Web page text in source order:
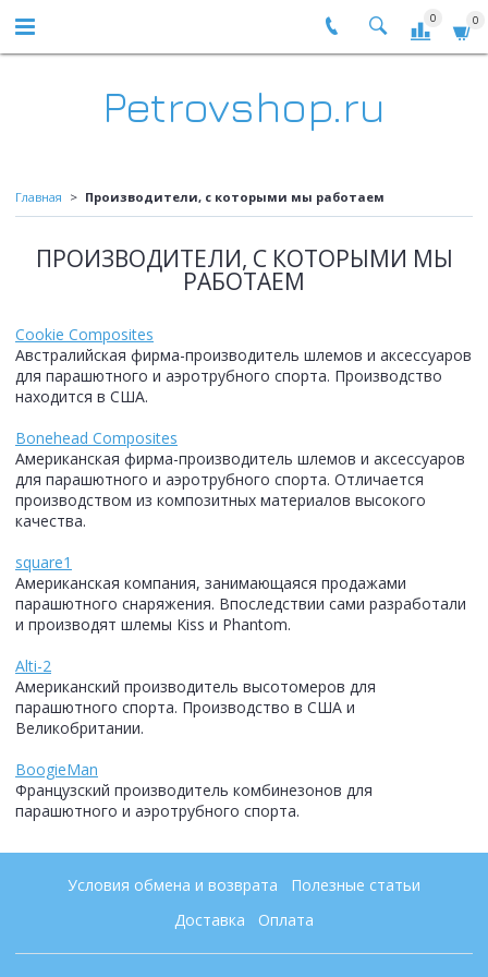
0 0
Petrovshop.ru
Главная Производители, с которыми мы работаем
ПРОИЗВОДИТЕЛИ, С КОТОРЫМИ МЫ
РАБОТАЕМ
Cookie Composites
Австралийская фирма-производитель шлемов и аксессуаров
для парашютного и аэротрубного спорта. Производство
находится в США.
Bonehead Composites
Американская фирма-производитель шлемов и аксессуаров
для парашютного и аэротрубного спорта. Отличается
производством из композитных материалов высокого
качества.
square1
Американская компания, занимающаяся продажами
парашютного снаряжения. Впоследствии сами разработали
и производят шлемы Kiss и Phantom.
Alti-2
Американский производитель высотомеров для
парашютного спорта. Производство в США и
Великобритании.
BoogieMan
Французский производитель комбинезонов для
парашютного и аэротрубного спорта.
Условия обмена и возврата
Полезные статьи
Доставка
Оплата